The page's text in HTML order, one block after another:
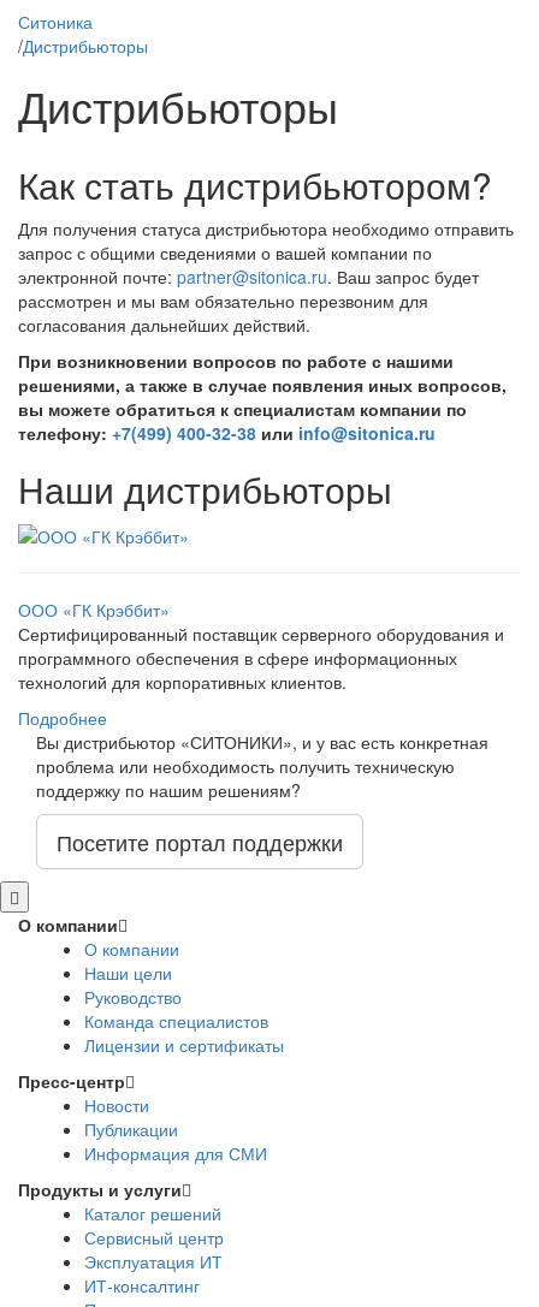
Ситоника
/Дистрибьюторы
Дистрибьюторы
Как стать дистрибьютором?
Для получения статуса дистрибьютора необходимо отправить
запрос с общими сведениями о вашей компании по
электронной почте: partner@sitonica.ru. Ваш запрос будет
рассмотрен и мы вам обязательно перезвоним для
согласования дальнейших действий.
При возникновении вопросов по работе с нашими
решениями, а также в случае появления иных вопросов,
вы можете обратиться к специалистам компании по
телефону: +7(499) 400-32-38 или info@sitonica.ru
Наши дистрибьюторы
ООО «ГК Крэббит»
Сертифицированный поставщик серверного оборудования и
программного обеспечения в сфере информационных
технологий для корпоративных клиентов.
Подробнее
Вы дистрибьютор «СИТОНИКИ», и у вас есть конкретная
проблема или необходимость получить техническую
поддержку по нашим решениям?
Посетите портал поддержки
О компании
О компании
Наши цели
Руководство
Команда специалистов
Лицензии и сертификаты
Пресс-центр
Новости
Публикации
Информация для СМИ
Продукты и услуги
Каталог решений
Сервисный центр
Эксплуатация ИТ
ИТ-консалтинг